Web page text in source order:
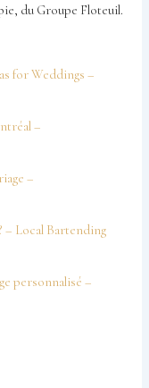
du Groupe Floteuil.
for Weddings –
–
–
– Local Bartending
personnalisé –